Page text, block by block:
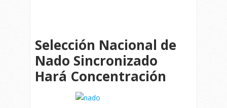
Selección Nacional de
Nado Sincronizado
Hará Concentración